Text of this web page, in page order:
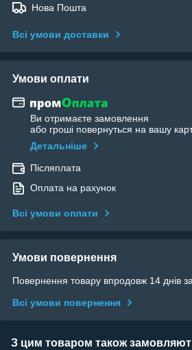
Нова Пошта
Всі умови доставки
Умови оплати
Ви отримаєте замовлення
або гроші повернуться на вашу
Детальніше
Післяплата
Оплата на рахунок
Всі умови оплати
Умови повернення
Повернення товару впродовж 14 днів
Всі умови повернення
З цим товаром також